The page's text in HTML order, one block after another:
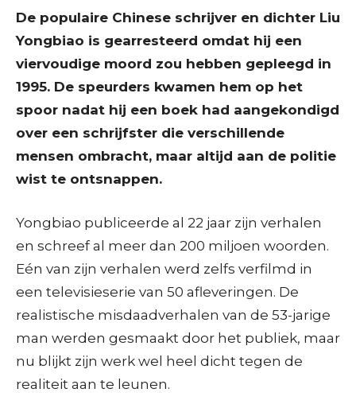
De populaire Chinese schrijver en dichter Liu
Yongbiao is gearresteerd omdat hij een
viervoudige moord zou hebben gepleegd in
1995. De speurders kwamen hem op het
spoor nadat hij een boek had aangekondigd
over een schrijfster die verschillende
mensen ombracht, maar altijd aan de politie
wist te ontsnappen.
Yongbiao publiceerde al 22 jaar zijn verhalen
en schreef al meer dan 200 miljoen woorden.
Eén van zijn verhalen werd zelfs verfilmd in
een televisieserie van 50 afleveringen. De
realistische misdaadverhalen van de 53-jarige
man werden gesmaakt door het publiek, maar
nu blijkt zijn werk wel heel dicht tegen de
realiteit aan te leunen.